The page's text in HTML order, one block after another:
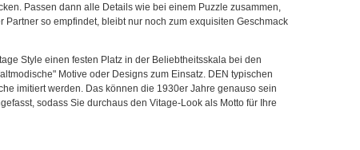
Passen dann alle Details wie bei einem Puzzle zusammen,
so empfindet, bleibt nur noch zum exquisiten Geschmack
Style einen festen Platz in der Beliebtheitsskala bei den
Motive oder Designs zum Einsatz. DEN typischen
imitiert werden. Das können die 1930er Jahre genauso sein
sodass Sie durchaus den Vitage-Look als Motto für Ihre